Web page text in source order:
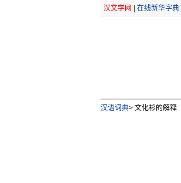
汉文学网 在线新华字典|
汉语词典>文化衫的解释